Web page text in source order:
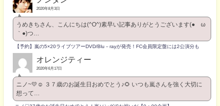
2020年8月3日
うめきちさん、こんにちは(^O^)素早い記事ありがとうございます(●´ω
｀●)つ…
【予約】嵐の5×20ライブツアーDVD/Blu－rayが発売！FC会員限定盤には2公演分も
オレンジティー
2020年6月17日
ニノ~💛☺️ ３７歳のお誕生日おめでとう♪🌻 いつも嵐さんを強く大切に
想って…